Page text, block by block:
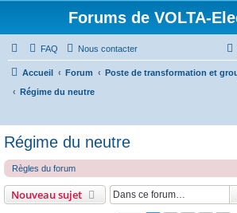
Forums de VOLTA-
FAQ Nous contacter
Accueil Forum
Poste de transformation et
Régime du neutre
Régime du neutre
Règles du forum
Nouveau sujet